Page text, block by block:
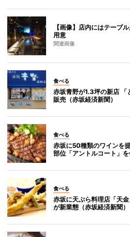
【画像】店内にはテーブ
用意
関連画像
食べる
赤坂青野が1.3坪の新店 「
販売（赤坂経済新聞）
食べる
赤坂に50種類のワインを
部位「アントルコート」を
食べる
赤坂に天ぷら料理店「天
が新業態（赤坂経済新聞）